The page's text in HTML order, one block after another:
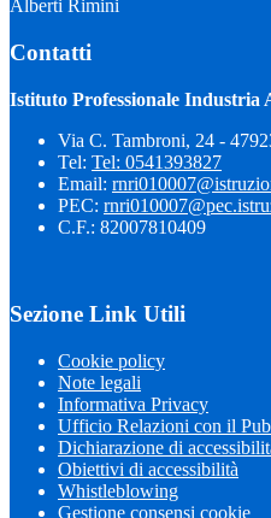
Alberti Rimini
Contatti
Istituto Professionale
Via C. Tambroni, 24 -
Tel: Tel: 0541393827
Email:
PEC:
C.F.: 82007810409
Sezione Link Utili
Cookie policy
Note legali
Informativa Privacy
Ufficio Relazioni con il
Dichiarazione di
Obiettivi di accessibilità
Whistleblowing
Gestione consensi cookie